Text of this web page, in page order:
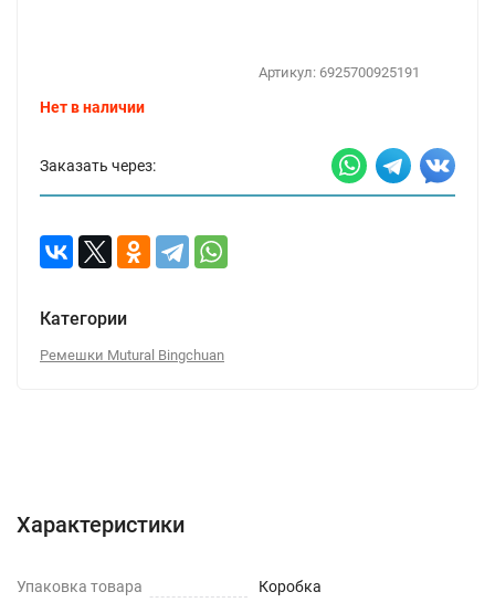
Артикул: 6925700925191
Нет в наличии
Заказать через:
Категории
Ремешки Mutural Bingchuan
Характеристики
Упаковка товара Коробка